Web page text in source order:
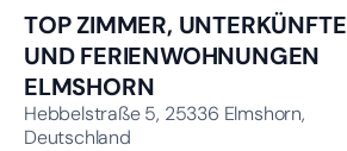
TOP ZIMMER, UNTERKÜNFTE
UND FERIENWOHNUNGEN
ELMSHORN
Hebbelstraße 5, 25336 Elmshorn,
Deutschland